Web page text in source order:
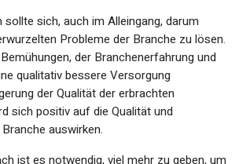
sich, auch im Alleingang, darum
Probleme der Branche zu lösen.
der Branchenerfahrung und
qualitativ bessere Versorgung
der Qualität der erbrachten
sich positiv auf die Qualität und
auswirken.
ist es notwendig, viel mehr zu geben, um